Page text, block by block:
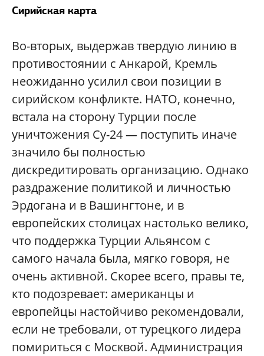
Сирийская карта
Во-вторых, выдержав твердую линию в
противостоянии с Анкарой, Кремль
неожиданно усилил свои позиции в
сирийском конфликте. НАТО, конечно,
встала на сторону Турции после
уничтожения Су-24 — поступить иначе
значило бы полностью
дискредитировать организацию. Однако
раздражение политикой и личностью
Эрдогана и в Вашингтоне, и в
европейских столицах настолько велико,
что поддержка Турции Альянсом с
самого начала была, мягко говоря, не
очень активной. Скорее всего, правы те,
кто подозревает: американцы и
европейцы настойчиво рекомендовали,
если не требовали, от турецкого лидера
помириться с Москвой. Администрация